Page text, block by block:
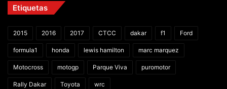
Etiquetas
2015 2016 2017 CTCC dakar f1 Ford
formula1 honda lewis hamilton marc marquez
Motocross motogp Parque Viva puromotor
Rally Dakar Toyota wrc